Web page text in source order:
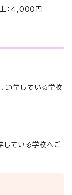
：4,000円
通学している学校
している学校へご